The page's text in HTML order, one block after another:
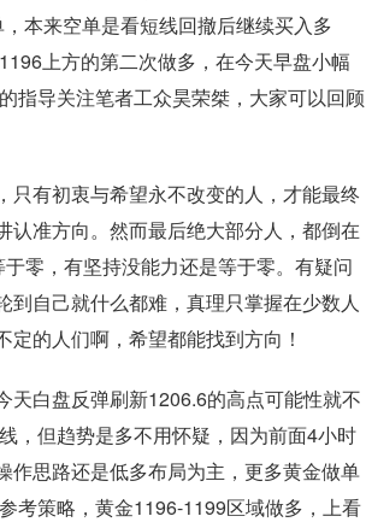
本来空单是看短线回撤后继续买入多
上方的第二次做多，在今天早盘小幅
指导关注笔者工众昊荣桀，大家可以回顾
有初衷与希望永不改变的人，才能最终
准方向。然而最后绝大部分人，都倒在
零，有坚持没能力还是等于零。有疑问
自己就什么都难，真理只掌握在少数人
的人们啊，希望都能找到方向！
白盘反弹刷新1206.6的高点可能性就不
，但趋势是多不用怀疑，因为前面4小时
作思路还是低多布局为主，更多黄金做单
考策略，黄金1196-1199区域做多，上看